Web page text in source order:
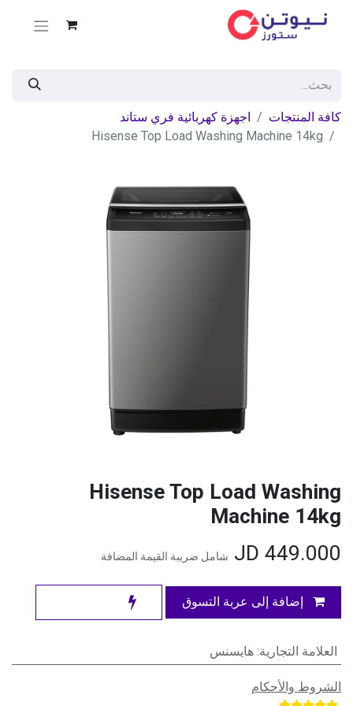
كافة المنتجات
اجهزة كهربائية فري ستاند
Hisense Top Load Washing Machine 14kg
Hisense Top Load Washing
Machine 14kg
449.000
شامل ضريبة القيمة المضافة
إضافة إلى عربة التسوق
العلامة التجارية: هايسنس
الشروط والأحكام